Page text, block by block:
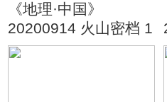
《地理·中国》
20200914 火山密档 1